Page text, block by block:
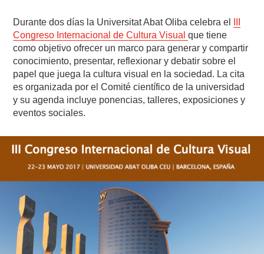
Durante dos días la Universitat Abat Oliba celebra el
Congreso Internacional de Cultura Visualque tiene
como objetivo ofrecer un marco para generar y compartir
conocimiento, presentar, reflexionar y debatir sobre el
papel que juega la cultura visual en la sociedad. La cita
es organizada por el Comité científico de la universidad
y su agenda incluye ponencias, talleres, exposiciones y
eventos sociales.